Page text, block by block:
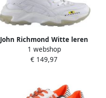
John Richmond Witte leren
sneakers
1 webshop
€ 149,97